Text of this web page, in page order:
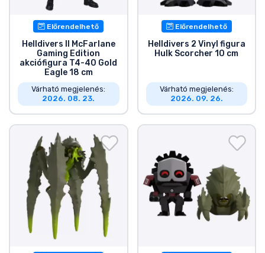
Előrendelhető
Helldivers II McFarlane
Gaming Edition
akciófigura T4-40 Gold
Eagle 18 cm
Várható megjelenés:
2026. 08. 23.
Előrendelhető
Helldivers 2 Vinyl figura
Hulk Scorcher 10 cm
Várható megjelenés:
2026. 09. 26.